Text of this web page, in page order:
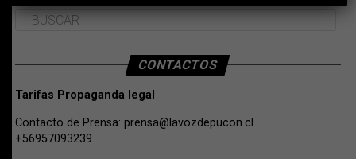
CONTACTOS
Tarifas Propaganda legal
Contacto de Prensa: prensa@lavozdepucon.cl
+56957093239.